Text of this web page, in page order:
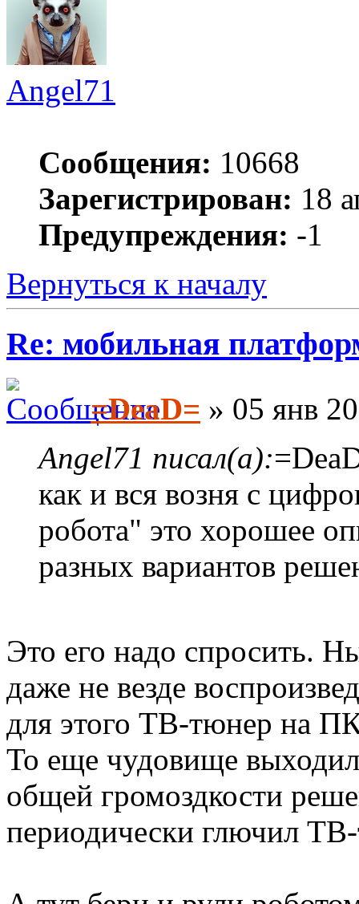
Angel71
Сообщения: 10668
Зарегистрирован: 18
Предупреждения: -1
Вернуться к началу
Re: мобильная
=DeaD= » 05 янв
Angel71 писал(а):
как и вся возня с
робота" это хорошее
разных вариантов
Это его надо спросить.
даже не везде
для этого ТВ-тюнер на
То еще чудовище
общей громоздкости
периодически глючил